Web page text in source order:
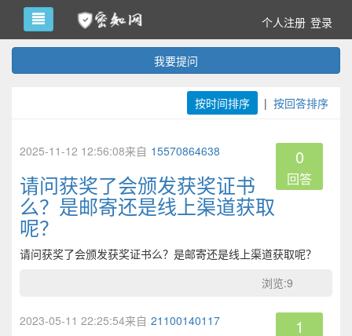
个人注册 登录
按时间排序 | 按回答排序
2025-11-12 12:56:08来自 15570864638
请问获奖了会颁发获奖证书
么？是邮寄还是线上渠道获取
呢？
0
回答
请问获奖了会颁发获奖证书么？是邮寄还是线上渠道获取呢？
浏览:9
2023-05-11 22:25:54来自 21100140117 1
我要提问